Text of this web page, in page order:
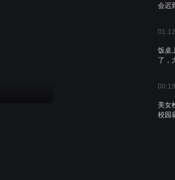
会迟
01:12
饭桌
了，
00:19
美女
校园